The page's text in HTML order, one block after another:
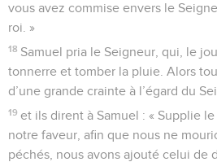
vous avez commise envers le
roi. »
18 Samuel pria le Seigneur, qui, le
tonnerre et tomber la pluie. Alors
d’une grande crainte à l’égard du
19 et ils dirent à Samuel : « Supplie
notre faveur, afin que nous ne
péchés, nous avons ajouté celui de